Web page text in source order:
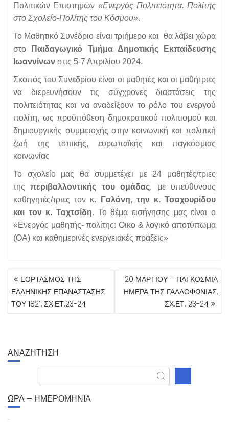
Πολιτικών Επιστημών «Ενεργός Πολιτειότητα. Πολίτης
στο Σχολείο-Πολίτης του Κόσμου».
Το Μαθητικό Συνέδριο είναι τριήμερο και θα λάβει χώρα
στο
Παιδαγωγικό Τμήμα Δημοτικής Εκπαίδευσης
Ιωαννίνων στις 5-7 Απριλίου 2024.
Σκοπός του Συνεδρίου είναι οι μαθητές και οι μαθήτριες
να διερευνήσουν τις σύγχρονες διαστάσεις της
πολιτειότητας και να αναδείξουν το ρόλο του ενεργού
πολίτη, ως προϋπόθεση δημοκρατικού πολιτισμού και
δημιουργικής συμμετοχής στην κοινωνική και πολιτική
ζωή της τοπικής, ευρωπαϊκής και παγκόσμιας
κοινωνίας
Το σχολείο μας θα συμμετέχει με 24 μαθητές/τριες
τηςπεριβαλλοντικής του ομάδας, με υπεύθυνους
καθηγητές/τριες τον κ. Γαλάνη, την κ. Τσαχουρίδου
και τον κ. Ταχτσίδη. Το θέμα εισήγησης μας είναι ο
«Ενεργός μαθητής- πολίτης: Οικο & λογικό αποτύπωμα
(ΟΑ) και καθημερινές ενεργειακές πράξεις»
ΠΛΟΉΓΗΣΗ
ΆΡΘΡΩΝ
ΕΟΡΤΑΣΜΟΣ ΤΗΣ
ΕΛΛΗΝΙΚΗΣ ΕΠΑΝΑΣΤΑΣΗΣ
ΤΟΥ 1821, ΣΧ.ΕΤ.23-24
20 ΜΑΡΤΙΟΥ – ΠΑΓΚΟΣΜΙΑ
ΗΜΕΡΑ ΤΗΣ ΓΑΛΛΟΦΩΝΙΑΣ,
ΣΧ.ΕΤ. 23-24
ΑΝΑΖΗΤΗΣΗ
ΩΡΑ – ΗΜΕΡΟΜΗΝΙΑ